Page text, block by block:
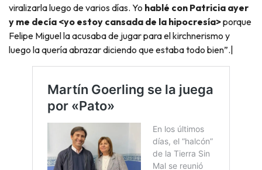
viralizarla luego de varios días. Yo hablé con Patricia ayer
y me decía <yo estoy cansada de la hipocresía>porque
Felipe Miguel la acusaba de jugar para el kirchnerismo y
luego la quería abrazar diciendo que estaba todo bien”.|